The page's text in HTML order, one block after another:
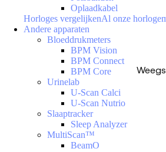
Oplaadkabel
Horloges vergelijkenAl onze
Andere apparaten
Bloeddrukmeters
BPM Vision
BPM Connect
BPM Core
Urinelab
U-Scan Calci
U-Scan Nutrio
Slaaptracker
Sleep Analyzer
MultiScan™
BeamO